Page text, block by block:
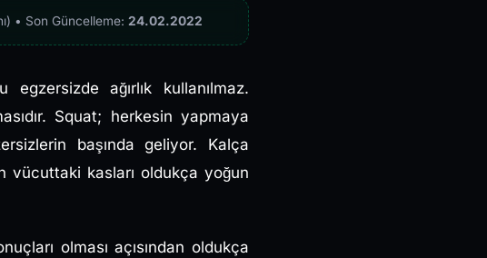
• Son Güncelleme: 24.02.2022
ağırlık kullanılmaz.
Squat; herkesin yapmaya
başında geliyor. Kalça
vücuttaki kasları oldukça yoğun
olması açısından oldukça